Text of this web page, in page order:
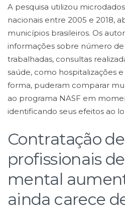
A pesquisa utilizou
nacionais entre 2005 e 2018,
municípios brasileiros. Os
informações sobre número de
trabalhadas, consultas
saúde, como hospitalizações
forma, puderam comparar
ao programa NASF em
identificando seus efeitos ao
Contratação de
profissionais
mental
ainda carece